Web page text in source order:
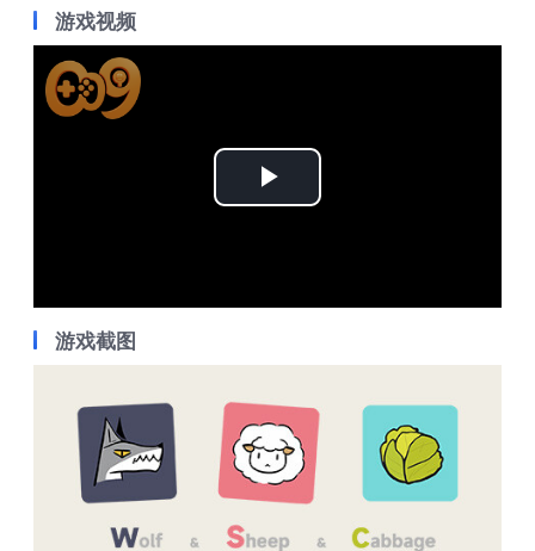
游戏视频
Play
游戏截图